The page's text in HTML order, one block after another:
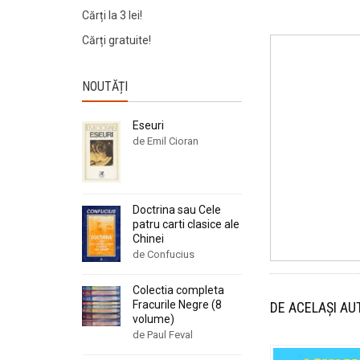
DE ACELAȘI
Cărți la 3 lei!
Cărți gratuite!
NOUTĂȚI
Eseuri
de Emil Cioran
Doctrina sau Cele
patru carti clasice ale
Chinei
de Confucius
Colectia completa
Fracurile Negre (8
volume)
de Paul Feval